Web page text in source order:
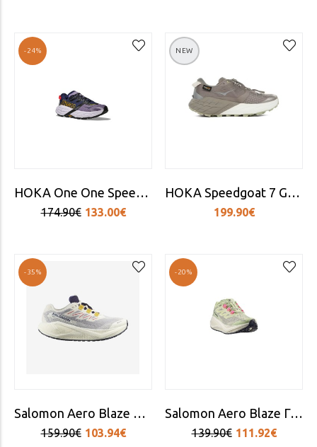
-24%
HOKA One One Speedgoat 7 Γυναικεία Αθλητικά Παπούτσια Trail Running Berry Jam / Starlight Glow
174.90€ 133.00€
NEW
HOKA Speedgoat 7 GTX Women
199.90€
-35%
Salomon Aero Blaze 3 Γυναικεία Παπούτσια Trail Running
159.90€ 103.94€
-20%
Salomon Aero Blaze Γυναικεία Αθλητικά Παπούτσια Running Πράσινο
139.90€ 111.92€